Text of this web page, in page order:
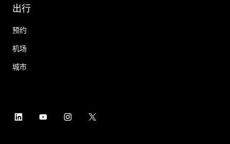
出行
预约
机场
城市